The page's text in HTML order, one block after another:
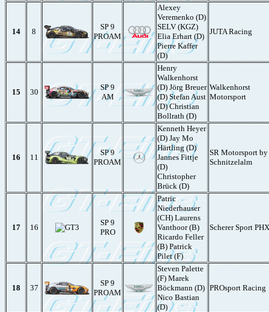
14 8
SP 9
PROAM
Alexey
Veremenko (D)
SELV (KGZ)
Elia Erhart (D)
Pierre Kaffer
(D)
JUTA Racing
15 30
SP 9
AM
Henry
Walkenhorst
(D) Jörg Breuer
(D) Stefan Aust
(D) Christian
Bollrath (D)
Walkenhorst
Motorsport
16 11
SP 9
PROAM
Kenneth Heyer
(D) Jay Mo
Härtling (D)
Jannes Fittje
(D)
Christopher
Brück (D)
SR Motorsport by
Schnitzelalm
17 16
SP 9
PRO
Patric
Niederhauser
(CH) Laurens
Vanthoor (B)
Ricardo Feller
(B) Patrick
Pilet (F)
Scherer Sport PHX
18 37
SP 9
PROAM
Steven Palette
(F) Marek
Böckmann (D)
Nico Bastian
(D)
PROsport Racing